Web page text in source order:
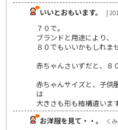
いいとおもいます。
|
７０で。
ブランドと用途により、
８０でもいいかもしれま
赤ちゃんさいずだと、８
赤ちゃんサイズと、子供
は
大きさも形も結構違いま
お洋服を見て・・。
く